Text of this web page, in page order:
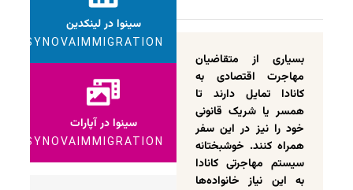
بسیاری از متقاضیان
مهاجرت اقتصادی به
کانادا تمایل دارند تا
همسر یا شریک قانونی
خود را نیز در این سفر
همراه کنند. خوشبختانه
سیستم مهاجرتی کانادا
به این نیاز خانواده‌ها
سینوا در لینکدین
SYNOVAIMMIGRATION
سینوا در آپارات
SYNOVAIMMIGRATION